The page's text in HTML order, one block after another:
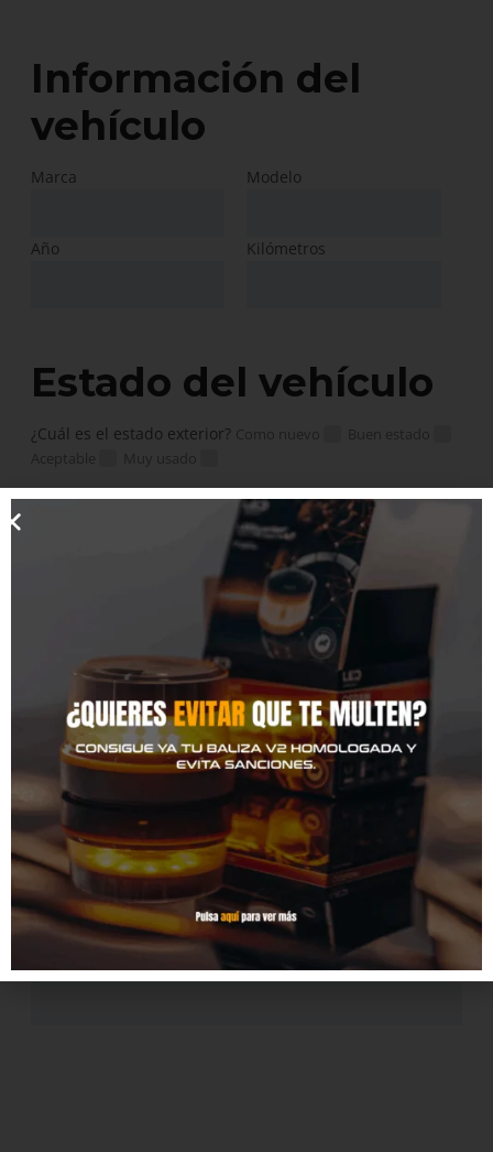
Información del
vehículo
Marca Modelo
Año Kilómetros
Estado del vehículo
¿Cuál es el estado exterior? Como nuevo
Buen estado
Aceptable
Muy usado
Como nuevo
Buen estado
¿Ha sufrido algún accidente el vehículo?
Datos de contacto
Nombre y apellidos
Tu correo electrónico Teléfono
Mensaje (opcional)